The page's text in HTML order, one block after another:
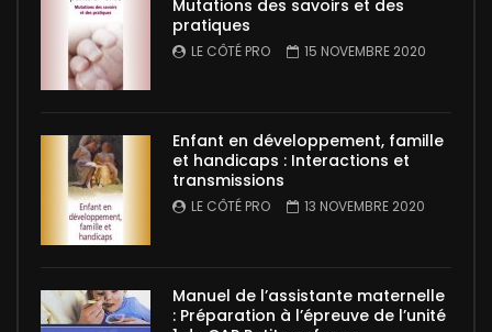
Mutations des savoirs et des
pratiques
LE CÔTÉ PRO 15 NOVEMBRE 2020
Enfant en développement, famille
et handicaps : Interactions et
transmissions
LE CÔTÉ PRO 13 NOVEMBRE 2020
Manuel de l’assistante maternelle
: Préparation à l’épreuve de l’unité